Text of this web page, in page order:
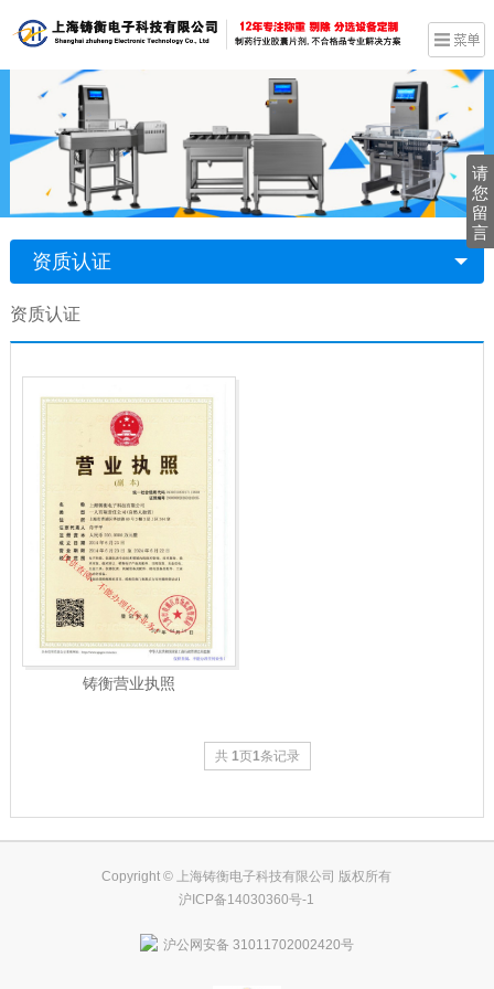
资质认证
资质认证
铸衡营业执照
共1页1条记录
Copyright © 上海铸衡电子科技有限公司 版权所有
沪ICP备14030360号-1
沪公网安备 31011702002420号
请
您
留
言